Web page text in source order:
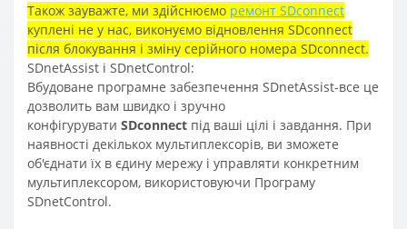
Також зауважте, ми здійснюємо ремонт SDconnect
куплені не у нас, виконуємо відновлення SDconnect
після блокування і зміну серійного номера SDconnect.
SDnetAssist і SDnetControl:
Вбудоване програмне забезпечення SDnetAssist-все це
дозволить вам швидко і зручно
конфігурувати SDconnect під ваші цілі і завдання. При
наявності декількох мультиплексорів, ви зможете
об'єднати їх в єдину мережу і управляти конкретним
мультиплексором, використовуючи Програму
SDnetControl.